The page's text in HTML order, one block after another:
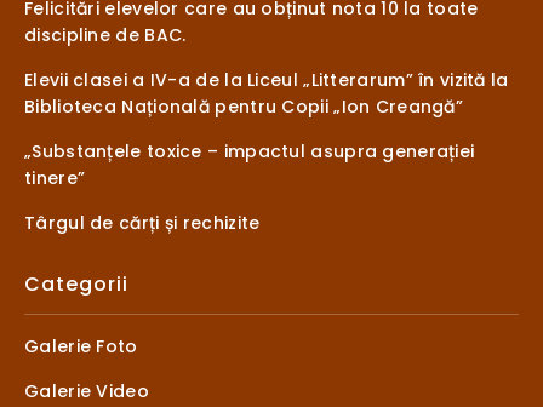
Felicitări elevelor care au obținut nota 10 la toate
discipline de BAC.
Elevii clasei a IV-a de la Liceul „Litterarum” în vizită la
Biblioteca Națională pentru Copii „Ion Creangă”
„Substanțele toxice – impactul asupra generației
tinere”
Târgul de cărți și rechizite
Categorii
Galerie Foto
Galerie Video